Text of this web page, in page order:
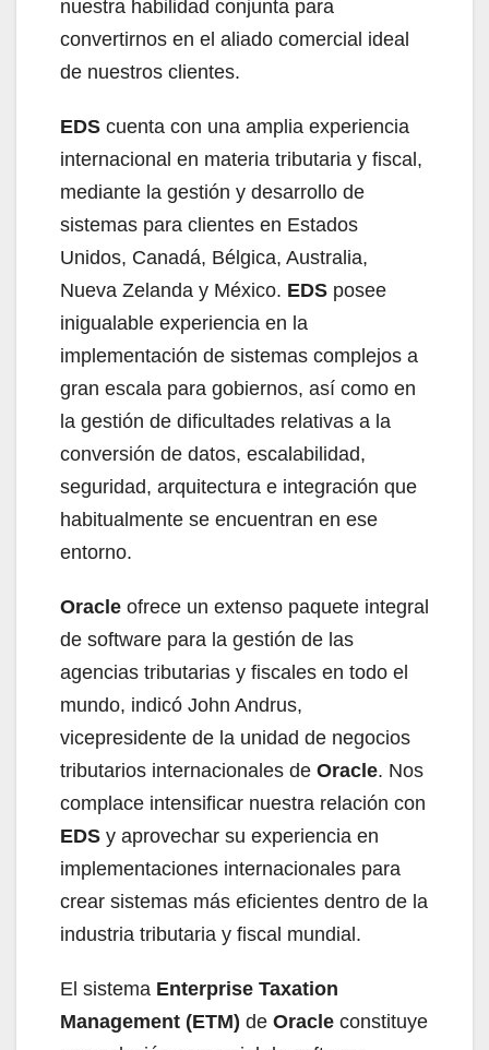
nuestra habilidad conjunta para
convertirnos en el aliado comercial ideal
de nuestros clientes.
EDS cuenta con una amplia experiencia
internacional en materia tributaria y fiscal,
mediante la gestión y desarrollo de
sistemas para clientes en Estados
Unidos, Canadá, Bélgica, Australia,
Nueva Zelanda y México. EDS posee
inigualable experiencia en la
implementación de sistemas complejos a
gran escala para gobiernos, así como en
la gestión de dificultades relativas a la
conversión de datos, escalabilidad,
seguridad, arquitectura e integración que
habitualmente se encuentran en ese
entorno.
Oracle ofrece un extenso paquete integral
de software para la gestión de las
agencias tributarias y fiscales en todo el
mundo, indicó John Andrus,
vicepresidente de la unidad de negocios
tributarios internacionales de Oracle. Nos
complace intensificar nuestra relación con
EDS y aprovechar su experiencia en
implementaciones internacionales para
crear sistemas más eficientes dentro de la
industria tributaria y fiscal mundial.
El sistema Enterprise Taxation
Management (ETM) de Oracle constituye